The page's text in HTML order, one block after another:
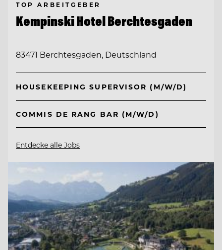
TOP ARBEITGEBER
Kempinski Hotel Berchtesgaden
83471 Berchtesgaden, Deutschland
HOUSEKEEPING SUPERVISOR (M/W/D)
COMMIS DE RANG BAR (M/W/D)
Entdecke alle Jobs